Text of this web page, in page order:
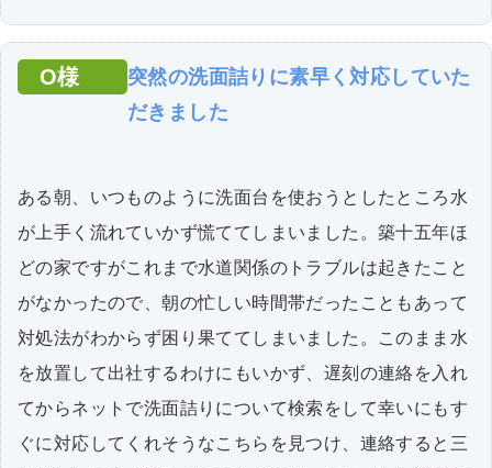
突然の洗面詰りに素早く対応していた
だきました
O様
ある朝、いつものように洗面台を使おうとしたところ水
が上手く流れていかず慌ててしまいました。築十五年ほ
どの家ですがこれまで水道関係のトラブルは起きたこと
がなかったので、朝の忙しい時間帯だったこともあって
対処法がわからず困り果ててしまいました。このまま水
を放置して出社するわけにもいかず、遅刻の連絡を入れ
てからネットで洗面詰りについて検索をして幸いにもす
ぐに対応してくれそうなこちらを見つけ、連絡すると三